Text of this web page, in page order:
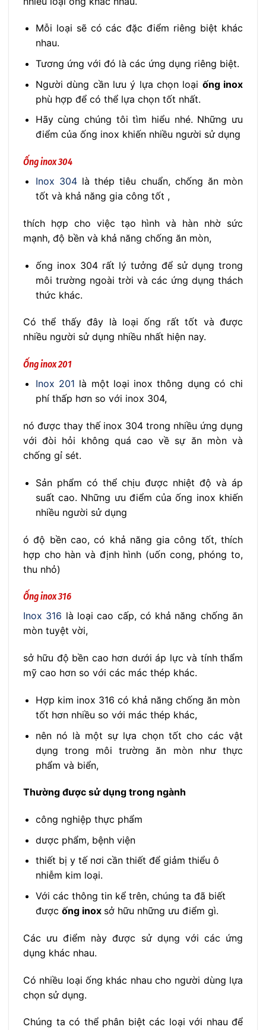
Mỗi loại sẽ có các đặc điểm riêng biệt khác
nhau.
Tương ứng với đó là các ứng dụng riêng biệt.
Người dùng cần lưu ý lựa chọn loại ống inox
phù hợp để có thể lựa chọn tốt nhất.
Hãy cùng chúng tôi tìm hiểu nhé. Những ưu
điểm của ống inox khiến nhiều người sử dụng
Ống inox 304
Inox 304là thép tiêu chuẩn, chống ăn mòn
tốt và khả năng gia công tốt ,
thích hợp cho việc tạo hình và hàn nhờ sức
mạnh, độ bền và khả năng chống ăn mòn,
ống inox 304 rất lý tưởng để sử dụng trong
môi trường ngoài trời và các ứng dụng thách
thức khác.
Có thể thấy đây là loại ống rất tốt và được
nhiều người sử dụng nhiều nhất hiện nay.
Ống inox 201
Inox 201 là một loại inox thông dụng có chi
phí thấp hơn so với inox 304,
nó được thay thế inox 304 trong nhiều ứng dụng
với đòi hỏi không quá cao về sự ăn mòn và
chống gỉ sét.
Sản phẩm có thể chịu được nhiệt độ và áp
suất cao. Những ưu điểm của ống inox khiến
nhiều người sử dụng
ó độ bền cao, có khả năng gia công tốt, thích
hợp cho hàn và định hình (uốn cong, phóng to,
thu nhỏ)
Ống inox 316
Inox 316 là loại cao cấp, có khả năng chống ăn
mòn tuyệt vời,
sở hữu độ bền cao hơn dưới áp lực và tính thẩm
mỹ cao hơn so với các mác thép khác.
Hợp kim inox 316 có khả năng chống ăn mòn
tốt hơn nhiều so với mác thép khác,
nên nó là một sự lựa chọn tốt cho các vật
dụng trong môi trường ăn mòn như thực
phẩm và biển,
Thường được sử dụng trong ngành
công nghiệp thực phẩm
dược phẩm, bệnh viện
thiết bị y tế nơi cần thiết để giảm thiểu ô
nhiễm kim loại.
Với các thông tin kể trên, chúng ta đã biết
được ống inox sở hữu những ưu điểm gì.
Các ưu điểm này được sử dụng với các ứng
dụng khác nhau.
Có nhiều loại ống khác nhau cho người dùng lựa
chọn sử dụng.
Chúng ta có thể phân biệt các loại với nhau để